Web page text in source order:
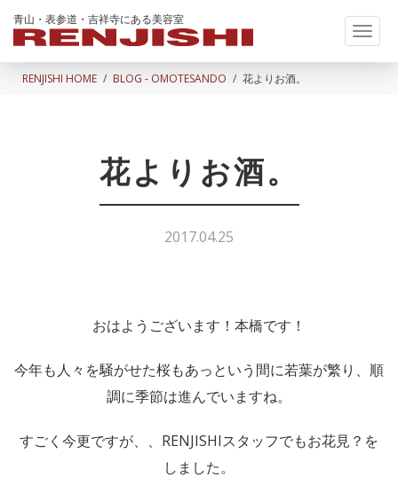
青山・表参道・吉祥寺にある美容室
RENJISHI HOME BLOG - OMOTESANDO 花よりお酒。
花よりお酒。
2017.04.25
おはようございます！本橋です！
今年も人々を騒がせた桜もあっという間に若葉が繁り、順
調に季節は進んでいますね。
すごく今更ですが、、RENJISHIスタッフでもお花見？を
しました。